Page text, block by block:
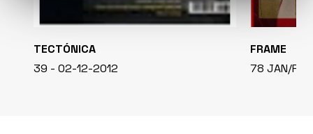
TECTÓNICA
39 - 02-12-2012
FRAME
78 JAN/